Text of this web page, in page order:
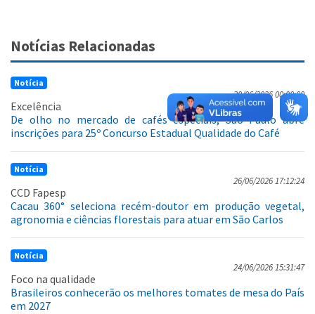
Notícias Relacionadas
Notícia
30/06/2026 00:00:00
Excelência
De olho no mercado de cafés especiais, São Paulo abre
inscrições para 25º Concurso Estadual Qualidade do Café
Notícia
26/06/2026 17:12:24
CCD Fapesp
Cacau 360° seleciona recém-doutor em produção vegetal,
agronomia e ciências florestais para atuar em São Carlos
Notícia
24/06/2026 15:31:47
Foco na qualidade
Brasileiros conhecerão os melhores tomates de mesa do País
em 2027